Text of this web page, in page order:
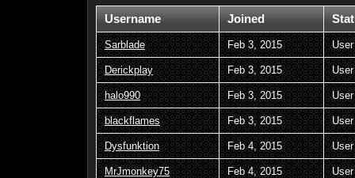
Username Joined
Sarblade Feb 3, 2015 User
Derickplay Feb 3, 2015 User
halo990 Feb 3, 2015 User
blackflames Feb 3, 2015 User
Dysfunktion Feb 4, 2015 User
MrJmonkey75 Feb 4, 2015 User